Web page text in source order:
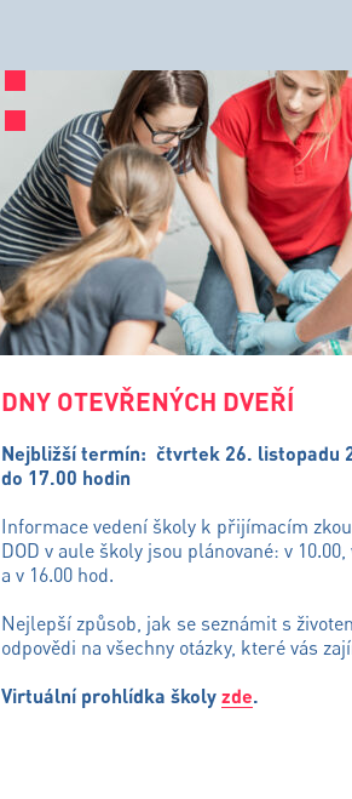
DNY OTEVŘENÝCH DVEŘÍ
Nejbližší termín: čtvrtek 26. listopadu
do 17.00 hodin
Informace vedení školy k přijímacím
DOD v aule školy jsou plánované: v 10.00,
a v 16.00 hod.
Nejlepší způsob, jak se seznámit s
odpovědi na všechny otázky, které vás
Virtuální prohlídka školy zde.